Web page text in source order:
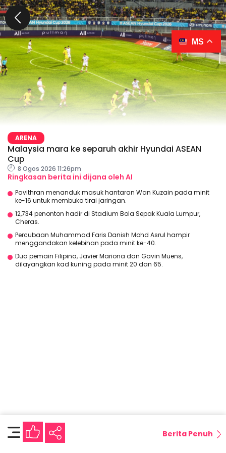
ARENA
Malaysia mara ke separuh akhir Hyundai ASEAN
Cup
8 Ogos 2026 11:26pm
Ringkasan berita ini dijana oleh AI
Pavithran menanduk masuk hantaran Wan Kuzain pada minit
ke-16 untuk membuka tirai jaringan.
12,734 penonton hadir di Stadium Bola Sepak Kuala Lumpur,
Cheras.
Percubaan Muhammad Faris Danish Mohd Asrul hampir
menggandakan kelebihan pada minit ke-40.
Dua pemain Filipina, Javier Mariona dan Gavin Muens,
dilayangkan kad kuning pada minit 20 dan 65.
Berita Penuh
MS